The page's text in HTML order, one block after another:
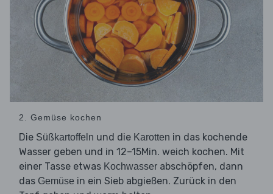
2. Gemüse kochen
Die Süßkartoffeln und die Karotten in das kochende
Wasser geben und in 12–15Min. weich kochen. Mit
einer Tasse etwas Kochwasser abschöpfen, dann
das Gemüse in ein Sieb abgießen. Zurück in den